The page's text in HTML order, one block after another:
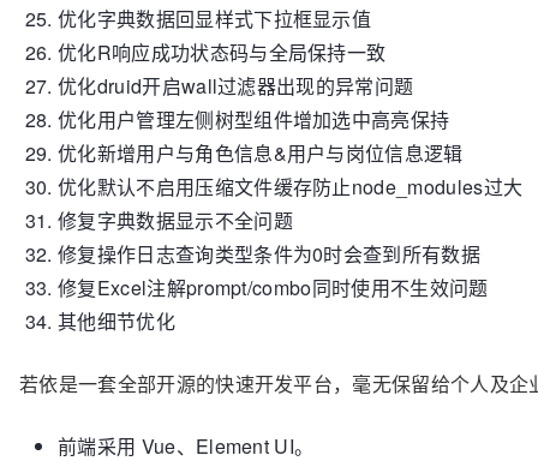
优化字典数据回显样式下拉框显示值
优化R响应成功状态码与全局保持一致
优化druid开启wall过滤器出现的异常问题
优化用户管理左侧树型组件增加选中高亮保持
优化新增用户与角色信息&用户与岗位信息逻辑
优化默认不启用压缩文件缓存防止node_modules过大
修复字典数据显示不全问题
修复操作日志查询类型条件为0时会查到所有数据
修复Excel注解prompt/combo同时使用不生效问题
其他细节优化
若依是一套全部开源的快速开发平台，毫无保留给个人及企
前端采用 Vue、Element UI。